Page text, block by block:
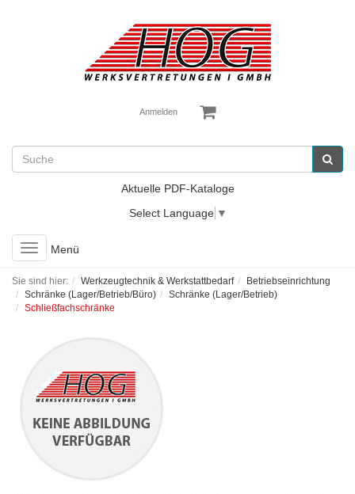
Anmelden
Aktuelle PDF-Kataloge
Select Language ▼
Toggle
navigation
Menü
Sie sind hier: Werkzeugtechnik & Werkstattbedarf
Betriebseinrichtung
Schränke (Lager/Betrieb/Büro)
Schränke (Lager/Betrieb)
Schließfachschränke